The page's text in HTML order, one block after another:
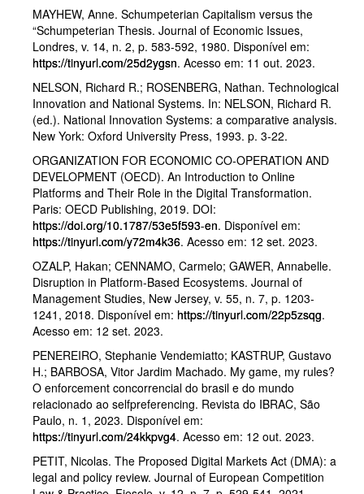
MAYHEW, Anne. Schumpeterian Capitalism versus the
“Schumpeterian Thesis. Journal of Economic Issues,
Londres, v. 14, n. 2, p. 583-592, 1980. Disponível em:
https://tinyurl.com/25d2ygsn. Acesso em: 11 out. 2023.
NELSON, Richard R.; ROSENBERG, Nathan. Technological
Innovation and National Systems. In: NELSON, Richard R.
(ed.). National Innovation Systems: a comparative analysis.
New York: Oxford University Press, 1993. p. 3-22.
ORGANIZATION FOR ECONOMIC CO-OPERATION AND
DEVELOPMENT (OECD). An Introduction to Online
Platforms and Their Role in the Digital Transformation.
Paris: OECD Publishing, 2019. DOI:
https://doi.org/10.1787/53e5f593-en. Disponível em:
https://tinyurl.com/y72m4k36. Acesso em: 12 set. 2023.
OZALP, Hakan; CENNAMO, Carmelo; GAWER, Annabelle.
Disruption in Platform-Based Ecosystems. Journal of
Management Studies, New Jersey, v. 55, n. 7, p. 1203-
1241, 2018. Disponível em: https://tinyurl.com/22p5zsqg.
Acesso em: 12 set. 2023.
PENEREIRO, Stephanie Vendemiatto; KASTRUP, Gustavo
H.; BARBOSA, Vitor Jardim Machado. My game, my rules?
O enforcement concorrencial do brasil e do mundo
relacionado ao selfpreferencing. Revista do IBRAC, São
Paulo, n. 1, 2023. Disponível em:
https://tinyurl.com/24kkpvg4. Acesso em: 12 out. 2023.
PETIT, Nicolas. The Proposed Digital Markets Act (DMA): a
legal and policy review. Journal of European Competition